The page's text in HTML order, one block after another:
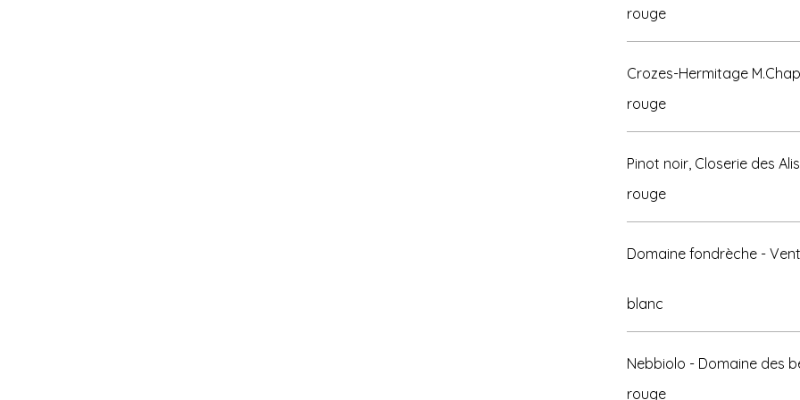
rouge
Crozes-Hermitage
rouge
Pinot noir, Closerie des
rouge
Domaine fondrèche -
Nebbiolo - Domaine des
rouge